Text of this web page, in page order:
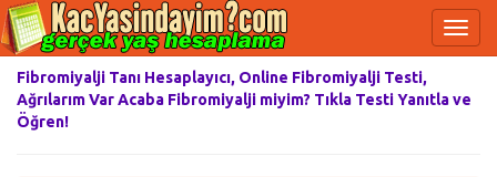
Fibromiyalji Tanı Hesaplayıcı, Online Fibromiyalji Testi,
Ağrılarım Var Acaba Fibromiyalji miyim? Tıkla Testi Yanıtla ve
Öğren!